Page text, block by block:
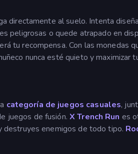
directamente al suelo. Intenta
peligrosas o quede atrapado en
tu recompensa. Con las monedas
nunca esté quieto y maximizar
categoría de juegos casuales,
juegos de fusión.X Trench Run es
destruyes enemigos de todo tipo.